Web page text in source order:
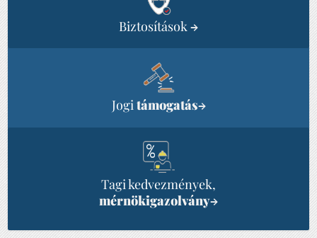
Biztosítások→
Jogitámogatás→
Tagi kedvezmények,
mérnökigazolvány→